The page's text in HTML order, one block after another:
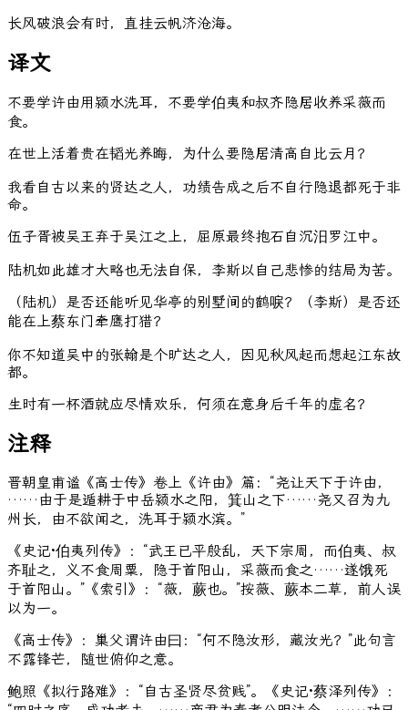
长风破浪会有时， 直挂云帆济沧海。
译文
不要学许由用颍水洗耳，不要学伯夷和叔齐隐居收养采薇而
食。
在世上活着贵在韬光养晦，为什么要隐居清高自比云月？
我看自古以来的贤达之人，功绩告成之后不自行隐退都死于非
命。
伍子胥被吴王弃于吴江之上，屈原最终抱石自沉汨罗江中。
陆机如此雄才大略也无法自保，李斯以自己悲惨的结局为苦。
（陆机）是否还能听见华亭的别墅间的鹤唳？（李斯）是否还
能在上蔡东门牵鹰打猎？
你不知道吴中的张翰是个旷达之人，因见秋风起而想起江东故
都。
生时有一杯酒就应尽情欢乐，何须在意身后千年的虚名？
注释
晋朝皇甫谧《高士传》卷上《许由》篇：“尧让天下于许由，
……由于是遁耕于中岳颍水之阳，箕山之下……尧又召为九
州长，由不欲闻之，洗耳于颍水滨。”
《史记·伯夷列传》：“武王已平殷乱，天下宗周，而伯夷、叔
齐耻之，义不食周粟，隐于首阳山，采薇而食之……遂饿死
于首阳山。”《索引》：“薇，蕨也。”按薇、蕨本二草，前人误
以为一。
《高士传》：巢父谓许由曰：“何不隐汝形，藏汝光？”此句言
不露锋芒，随世俯仰之意。
鲍照《拟行路难》：“自古圣贤尽贫贱”。《史记·蔡泽列传》：